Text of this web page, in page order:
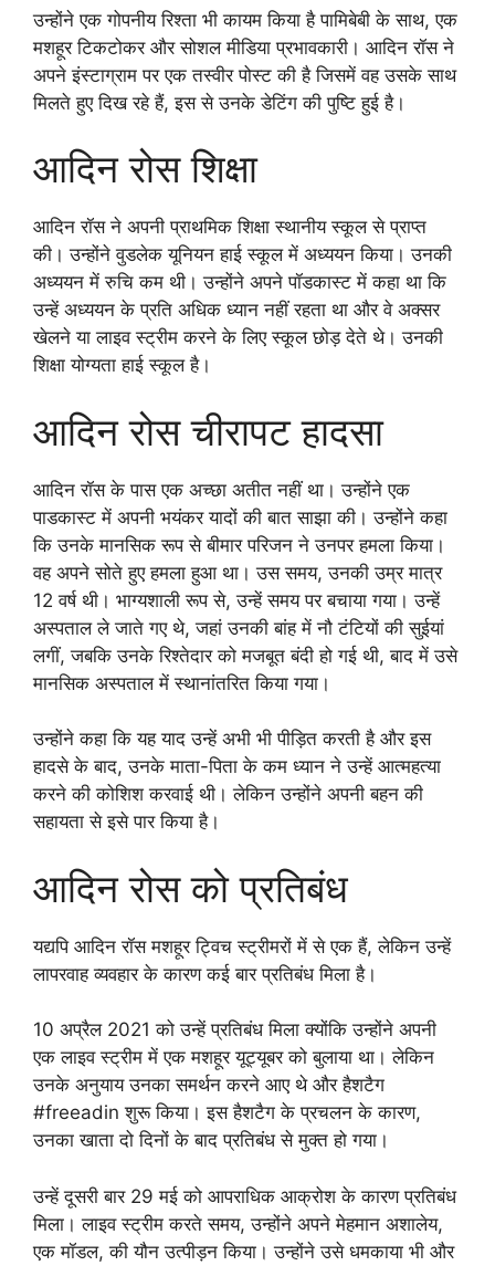
उन्होंने एक गोपनीय रिश्ता भी कायम किया है पामिबेबी के साथ, एक
मशहूर टिकटोकर और सोशल मीडिया प्रभावकारी। आदिन रॉस ने
अपने इंस्टाग्राम पर एक तस्वीर पोस्ट की है जिसमें वह उसके साथ
मिलते हुए दिख रहे हैं, इस से उनके डेटिंग की पुष्टि हुई है।
आदिन रोस शिक्षा
आदिन रॉस ने अपनी प्राथमिक शिक्षा स्थानीय स्कूल से प्राप्त
की। उन्होंने वुडलेक यूनियन हाई स्कूल में अध्ययन किया। उनकी
अध्ययन में रुचि कम थी। उन्होंने अपने पॉडकास्ट में कहा था कि
उन्हें अध्ययन के प्रति अधिक ध्यान नहीं रहता था और वे अक्सर
खेलने या लाइव स्ट्रीम करने के लिए स्कूल छोड़ देते थे। उनकी
शिक्षा योग्यता हाई स्कूल है।
आदिन रोस चीरापट हादसा
आदिन रॉस के पास एक अच्छा अतीत नहीं था। उन्होंने एक
पाडकास्ट में अपनी भयंकर यादों की बात साझा की। उन्होंने कहा
कि उनके मानसिक रूप से बीमार परिजन ने उनपर हमला किया।
वह अपने सोते हुए हमला हुआ था। उस समय, उनकी उम्र मात्र
12 वर्ष थी। भाग्यशाली रूप से, उन्हें समय पर बचाया गया। उन्हें
अस्पताल ले जाते गए थे, जहां उनकी बांह में नौ टंटियों की सुईयां
लगीं, जबकि उनके रिश्तेदार को मजबूत बंदी हो गई थी, बाद में उसे
मानसिक अस्पताल में स्थानांतरित किया गया।
उन्होंने कहा कि यह याद उन्हें अभी भी पीड़ित करती है और इस
हादसे के बाद, उनके माता-पिता के कम ध्यान ने उन्हें आत्महत्या
करने की कोशिश करवाई थी। लेकिन उन्होंने अपनी बहन की
सहायता से इसे पार किया है।
आदिन रोस को प्रतिबंध
यद्यपि आदिन रॉस मशहूर ट्विच स्ट्रीमरों में से एक हैं, लेकिन उन्हें
लापरवाह व्यवहार के कारण कई बार प्रतिबंध मिला है।
10 अप्रैल 2021 को उन्हें प्रतिबंध मिला क्योंकि उन्होंने अपनी
एक लाइव स्ट्रीम में एक मशहूर यूट्यूबर को बुलाया था। लेकिन
उनके अनुयाय उनका समर्थन करने आए थे और हैशटैग
#freeadin शुरू किया। इस हैशटैग के प्रचलन के कारण,
उनका खाता दो दिनों के बाद प्रतिबंध से मुक्त हो गया।
उन्हें दूसरी बार 29 मई को आपराधिक आक्रोश के कारण प्रतिबंध
मिला। लाइव स्ट्रीम करते समय, उन्होंने अपने मेहमान अशालेय,
एक मॉडल, की यौन उत्पीड़न किया। उन्होंने उसे धमकाया भी और